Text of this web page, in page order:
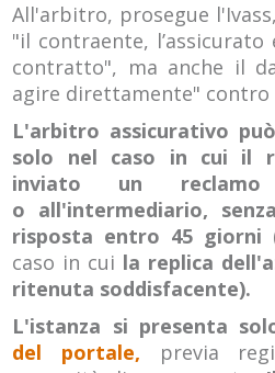
All'arbitro, prosegue
"il contraente,
contratto", ma anche il
agire direttamente" contro
L'arbitro assicurativo
solo nel caso in cui il
inviato un reclamo
o all'intermediario,
risposta entro 45 giorni
caso in cui la replica
ritenuta soddisfacente).
L'istanza si presenta
del portale, previa